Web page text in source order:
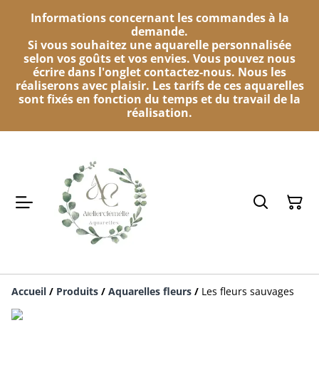
Informations concernant les commandes à la
demande.
Si vous souhaitez une aquarelle personnalisée
selon vos goûts et vos envies. Vous pouvez nous
écrire dans l'onglet contactez-nous. Nous les
réaliserons avec plaisir. Les tarifs de ces aquarelles
sont fixés en fonction du temps et du travail de la
réalisation.
Accueil / Produits / Aquarelles fleurs / Les fleurs sauvages